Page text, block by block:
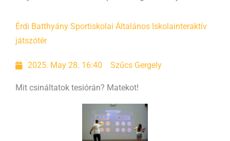
Érdi Batthyány Sportiskolai Általános Iskolainteraktív
játszótér
2025. May 28. 16:40 Szűcs Gergely
Mit csináltatok tesiórán? Matekot!